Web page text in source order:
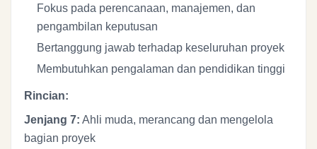
Fokus pada perencanaan, manajemen, dan
pengambilan keputusan
Bertanggung jawab terhadap keseluruhan proyek
Membutuhkan pengalaman dan pendidikan tinggi
Rincian:
Jenjang 7: Ahli muda, merancang dan mengelola
bagian proyek